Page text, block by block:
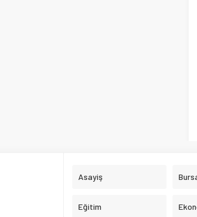
Asayiş
Eğitim